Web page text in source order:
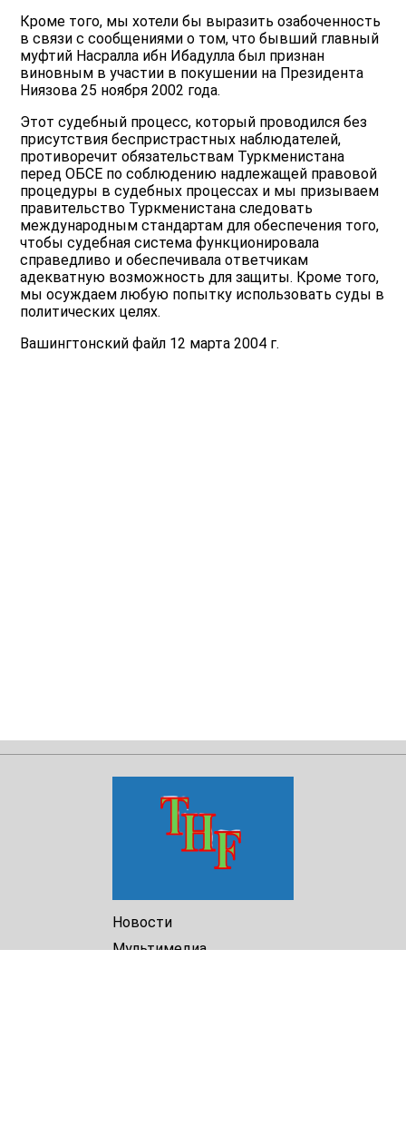
Кроме того, мы хотели бы выразить озабоченность
в связи с сообщениями о том, что бывший главный
муфтий Насралла ибн Ибадулла был признан
виновным в участии в покушении на Президента
Ниязова 25 ноября 2002 года.
Этот судебный процесс, который проводился без
присутствия беспристрастных наблюдателей,
противоречит обязательствам Туркменистана
перед ОБСЕ по соблюдению надлежащей правовой
процедуры в судебных процессах и мы призываем
правительство Туркменистана следовать
международным стандартам для обеспечения того,
чтобы судебная система функционировала
справедливо и обеспечивала ответчикам
адекватную возможность для защиты. Кроме того,
мы осуждаем любую попытку использовать суды в
политических целях.
Вашингтонский файл 12 марта 2004 г.
Новости
Мультимедиа